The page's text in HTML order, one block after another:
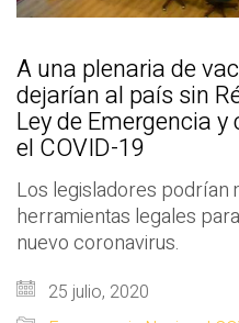
A una plenaria de
dejarían al país sin
Ley de Emergencia
el COVID-19
Los legisladores podrían
herramientas legales
nuevo coronavirus.
25 julio, 2020